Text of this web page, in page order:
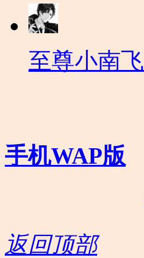
至尊小南飞
手机WAP版
返回顶部